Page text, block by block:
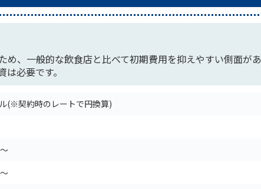
、一般的な飲食店と比べて初期費用を抑えやすい側面があ
必要です。
(※契約時のレートで円換算)